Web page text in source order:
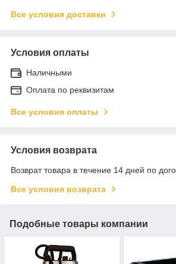
Все условия доставки
Условия оплаты
Наличными
Оплата по реквизитам
Все условия оплаты
Условия возврата
Возврат товара в течение 14 дней по
Все условия возврата
Подобные товары компании